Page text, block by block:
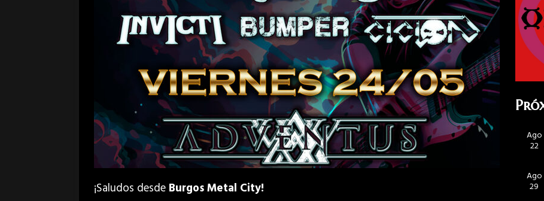
¡Saludos desde Burgos Metal City!
Ago
22
Ago
29